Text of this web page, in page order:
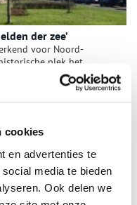
cookies
en advertenties te
media te bieden
Ook delen we
der zee’
voor Noord-
plek het
het monument op het
De Ruyter, maar
in nood voeren.
een grote